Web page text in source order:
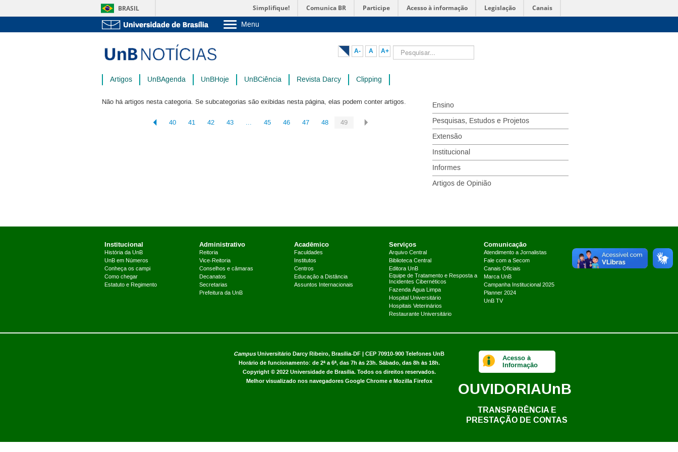
BRASIL Simplifique! Comunica BR Participe Acesso à informação Legislação Canais
Menu
Pós-Graduação
Administração
A- A A+ Pesquisar...
Artigos UnBAgenda UnBHoje UnBCiência Revista Darcy Clipping
Não há artigos nesta categoria. Se subcategorias são exibidas nesta página, elas podem conter artigos.
40 41 42 43 ... 45 46 47 48 49
Ensino
Pesquisas, Estudos e Projetos
Extensão
Institucional
Informes
Artigos de Opinião
Institucional
História da UnB
UnB em Números
Conheça os campi
Como chegar
Estatuto e Regimento
Administrativo
Reitoria
Vice-Reitoria
Conselhos e câmaras
Decanatos
Secretarias
Prefeitura da UnB
Acadêmico
Faculdades
Institutos
Centros
Educação a Distância
Assuntos Internacionais
Serviços
Arquivo Central
Biblioteca Central
Editora UnB
Equipe de Tratamento e Resposta a
Incidentes Cibernéticos
Fazenda Água Limpa
Hospital Universitário
Hospitais Veterinários
Restaurante Universitário
Comunicação
Atendimento a Jornalistas
Fale com a Secom
Canais Oficiais
Marca UnB
Campanha Institucional 2025
Planner 2024
UnB TV
CampusUniversitário Darcy Ribeiro, Brasília-DF | CEP 70910-900 Telefones UnB
Horário de funcionamento: de 2ª a 6ª, das 7h às 23h. Sábado, das 8h às 18h.
Copyright © 2022 Universidade de Brasília. Todos os direitos reservados.
Melhor visualizado nos navegadores Google Chrome e Mozilla Firefox
Acesso à
Informação
OUVIDORIAUnB
TRANSPARÊNCIA E
PRESTAÇÃO DE CONTAS